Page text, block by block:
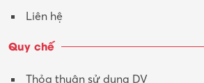
Liên hệ
Quy chế
Thỏa thuận sử dụng DV